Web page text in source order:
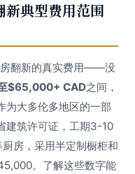
新典型费用范围
房翻新的真实费用——没
$65,000+ CAD之间，
为大多伦多地区的一部
建筑许可证，工期3-10
房，采用半定制橱柜和
。了解这些数字能